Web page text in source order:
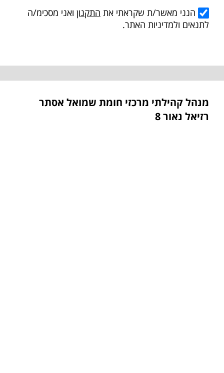
הנני מאשר/ת שקראתי את התקנון ואני מסכימ/ה
לתנאים ולמדיניות האתר.
מנהל קהילתי מרכזי חומת שמואל אסתר
רזיאל נאור 8